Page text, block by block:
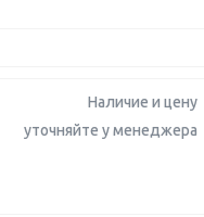
Наличие и цену
уточняйте у менеджера